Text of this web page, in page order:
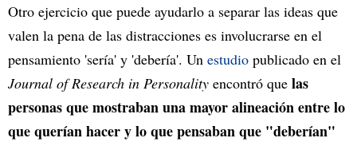
Otro ejercicio que puede ayudarlo a separar las ideas que
valen la pena de las distracciones es involucrarse en el
pensamiento 'sería' y 'debería'. Un estudio publicado en el
Journal of Research in Personality encontró que las
personas que mostraban una mayor alineación entre lo
que querían hacer y lo que pensaban que "deberían"